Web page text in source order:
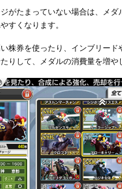
がたまっていない場合は、メダ
すくなります。
株券を使ったり、インブリード
りして、メダルの消費量を増や